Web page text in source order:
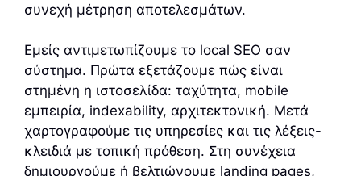
συνεχή μέτρηση αποτελεσμάτων.
Εμείς αντιμετωπίζουμε το local SEO σαν
σύστημα. Πρώτα εξετάζουμε πώς είναι
στημένη η ιστοσελίδα: ταχύτητα, mobile
εμπειρία, indexability, αρχιτεκτονική. Μετά
χαρτογραφούμε τις υπηρεσίες και τις λέξεις-
κλειδιά με τοπική πρόθεση. Στη συνέχεια
δημιουργούμε ή βελτιώνουμε landing pages,